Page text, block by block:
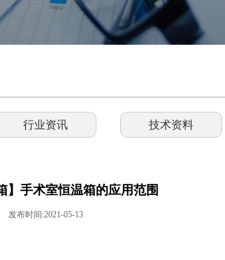
行业资讯 技术资料
】手术室恒温箱的应用范围
发布时间:2021-05-13